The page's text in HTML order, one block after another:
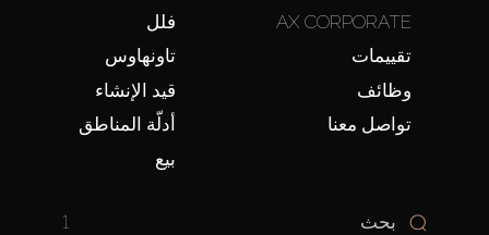
فلل
تاونهاوس
قيد الإنشاء
أدلّة المناطق
بيع
AX CORPORATE
تقييمات
وظائف
تواصل معنا
1